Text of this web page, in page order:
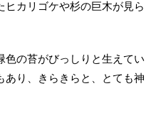
カリゴケや杉の巨木が見ら
色の苔がびっしりと生えてい
あり、きらきらと、とても神